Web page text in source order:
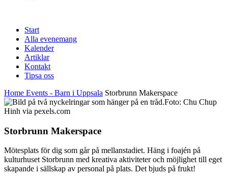
Start
Alla evenemang
Kalender
Artiklar
Kontakt
Tipsa oss
Home Events - Barn i Uppsala Storbrunn Makerspace
Foto: Chu Chup
Hinh via pexels.com
Storbrunn Makerspace
Mötesplats för dig som går på mellanstadiet. Häng i foajén på
kulturhuset Storbrunn med kreativa aktiviteter och möjlighet till eget
skapande i sällskap av personal på plats. Det bjuds på frukt!